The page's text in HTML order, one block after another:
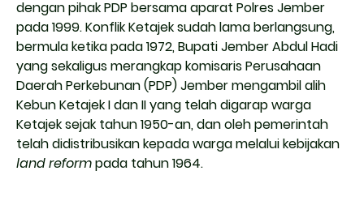
dengan pihak PDP bersama aparat Polres Jember
pada 1999. Konflik Ketajek sudah lama berlangsung,
bermula ketika pada 1972, Bupati Jember Abdul Hadi
yang sekaligus merangkap komisaris Perusahaan
Daerah Perkebunan (PDP) Jember mengambil alih
Kebun Ketajek I dan II yang telah digarap warga
Ketajek sejak tahun 1950-an, dan oleh pemerintah
telah didistribusikan kepada warga melalui kebijakan
land reformpada tahun 1964.